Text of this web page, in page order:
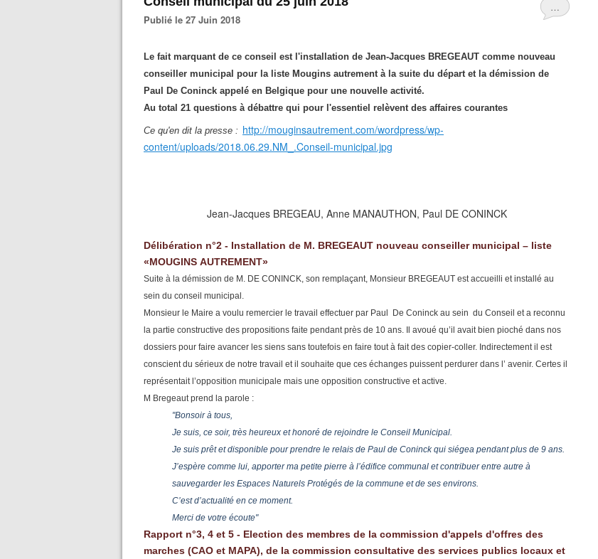
…
Publié le 27 Juin 2018
Le fait marquant de ce conseil est l'installation de Jean-Jacques BREGEAUT comme nouveau
conseiller municipal pour la liste Mougins autrement à la suite du départ et la démission de
Paul De Coninck appelé en Belgique pour une nouvelle activité.
Au total 21 questions à débattre qui pour l'essentiel relèvent des affaires courantes
Ce qu'en dit la presse : http://mouginsautrement.com/wordpress/wp-
content/uploads/2018.06.29.NM_.Conseil-municipal.jpg
Jean-Jacques BREGEAU, Anne MANAUTHON, Paul DE CONINCK
Délibération n°2 - Installation de M. BREGEAUT nouveau conseiller municipal – liste
«MOUGINS AUTREMENT»
Suite à la démission de M. DE CONINCK, son remplaçant, Monsieur BREGEAUT est accueilli et installé au
sein du conseil municipal.
Monsieur le Maire a voulu remercier le travail effectuer par Paul De Coninck au sein du Conseil et a reconnu
la partie constructive des propositions faite pendant près de 10 ans. Il avoué qu’il avait bien pioché dans nos
dossiers pour faire avancer les siens sans toutefois en faire tout à fait des copier-coller. Indirectement il est
conscient du sérieux de notre travail et il souhaite que ces échanges puissent perdurer dans l’ avenir. Certes il
représentait l’opposition municipale mais une opposition constructive et active.
M Bregeaut prend la parole :
"Bonsoir à tous,
Je suis, ce soir, très heureux et honoré de rejoindre le Conseil Municipal.
Je suis prêt et disponible pour prendre le relais de Paul de Coninck qui siégea pendant plus de 9 ans.
J’espère comme lui, apporter ma petite pierre à l’édifice communal et contribuer entre autre à
sauvegarder les Espaces Naturels Protégés de la commune et de ses environs.
C’est d’actualité en ce moment.
Merci de votre écoute"
Rapport n°3, 4 et 5 - Election des membres de la commission d'appels d'offres des
marches (CAO et MAPA), de la commission consultative des services publics locaux et